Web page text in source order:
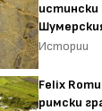
истински
Истории
Felix
римски